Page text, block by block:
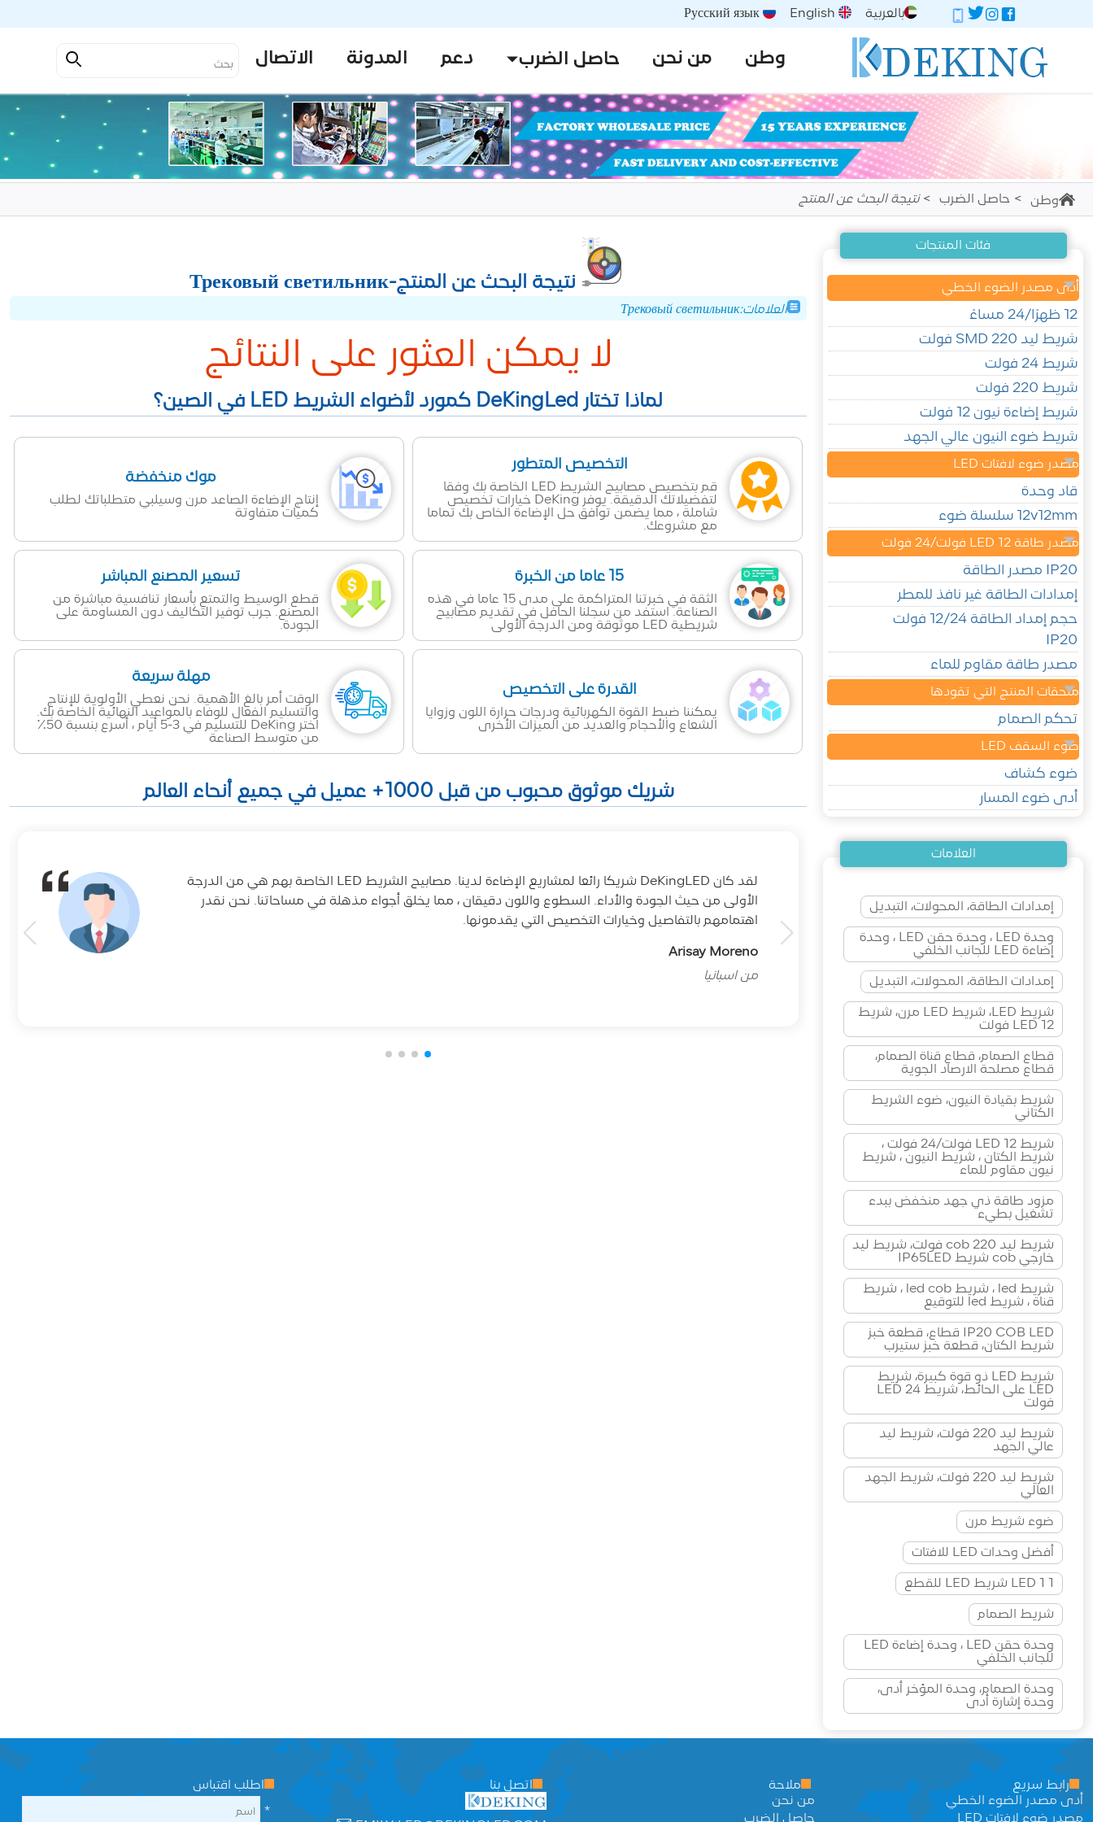
بالعربية English
Русский язык
وطن من نحن حاصل الضرب دعم المدونة الاتصال
وطن حاصل الضرب نتيجة البحث عن المنتج
فئات المنتجات
أدى مصدر الضوء الخطي
12 ظهرًا/24 مساءً
شريط ليد SMD 220 فولت
شريط 24 فولت
شريط 220 فولت
شريط إضاءة نيون 12 فولت
شريط ضوء النيون عالي الجهد
مصدر ضوء لافتات LED
قاد وحدة
12v12mm سلسلة ضوء
مصدر طاقة LED 12 فولت/24 فولت
IP20 مصدر الطاقة
إمدادات الطاقة غير نافذ للمطر
حجم إمداد الطاقة 12/24 فولت
IP20
مصدر طاقة مقاوم للماء
ملحقات المنتج التي تقودها
تحكم الصمام
ضوء السقف LED
ضوء كشاف
أدى ضوء المسار
العلامات
إمدادات الطاقة، المحولات، التبديل
وحدة LED ، وحدة حقن LED ، وحدة
إضاءة LED للجانب الخلفي
إمدادات الطاقة، المحولات، التبديل
شريط LED، شريط LED مرن، شريط
LED 12 فولت
قطاع الصمام، قطاع قناة الصمام،
قطاع مصلحة الارصاد الجوية
شريط بقيادة النيون، ضوء الشريط
الكتاني
شريط LED 12 فولت/24 فولت ،
شريط الكتان ، شريط النيون ، شريط
نيون مقاوم للماء
مزود طاقة ذي جهد منخفض ببدء
تشغيل بطيء
شريط ليد cob 220 فولت، شريط ليد
خارجي cob شريط IP65LED
شريط led ، شريط led cob ، شريط
قناة ، شريط led للتوقيع
IP20 COB LED قطاع، قطعة خبز
شريط الكتان، قطعة خبز ستيرب
شريط LED ذو قوة كبيرة، شريط
LED على الحائط، شريط LED 24
فولت
شريط ليد 220 فولت، شريط ليد
عالي الجهد
شريط ليد 220 فولت، شريط الجهد
العالي
ضوء شريط مرن
أفضل وحدات LED للافتات
1 LED 1 شريط LED للقطع
شريط الصمام
وحدة حقن LED ، وحدة إضاءة LED
للجانب الخلفي
وحدة الصمام، وحدة المؤخر أدى،
وحدة إشارة أدى
نتيجة البحث عن المنتج-Трековый светильник
العلامات:Трековый светильник
لا يمكن العثور على النتائج
لماذا تختار DeKingLed كمورد لأضواء الشريط LED في الصين؟
التخصيص المتطور
قم بتخصيص مصابيح الشريط LED الخاصة بك وفقا
لتفضيلاتك الدقيقة. يوفر DeKing خيارات تخصيص
شاملة ، مما يضمن توافق حل الإضاءة الخاص بك تماما
مع مشروعك.
موك منخفضة
إنتاج الإضاءة الصاعد مرن وسيلبي متطلباتك لطلب
كميات متفاوتة
15 عاما من الخبرة
الثقة في خبرتنا المتراكمة على مدى 15 عاما في هذه
الصناعة. استفد من سجلنا الحافل في تقديم مصابيح
شريطية LED موثوقة ومن الدرجة الأولى
تسعير المصنع المباشر
قطع الوسيط والتمتع بأسعار تنافسية مباشرة من
المصنع. جرب توفير التكاليف دون المساومة على
الجودة.
القدرة على التخصيص
يمكننا ضبط القوة الكهربائية ودرجات حرارة اللون وزوايا
الشعاع والأحجام والعديد من الميزات الأخرى
مهلة سريعة
الوقت أمر بالغ الأهمية. نحن نعطي الأولوية للإنتاج
والتسليم الفعال للوفاء بالمواعيد النهائية الخاصة بك.
اختر DeKing للتسليم في 3-5 أيام ، أسرع بنسبة 50٪
من متوسط الصناعة
شريك موثوق محبوب من قبل 1000+ عميل في جميع أنحاء العالم
لقد كان DeKingLED شريكا رائعا لمشاريع الإضاءة لدينا. مصابيح الشريط LED الخاصة بهم هي من الدرجة
الأولى من حيث الجودة والأداء. السطوع واللون دقيقان ، مما يخلق أجواء مذهلة في مساحاتنا. نحن نقدر
اهتمامهم بالتفاصيل وخيارات التخصيص التي يقدمونها.
Arisay Moreno
من اسبانيا
رابط سريع
أدى مصدر الضوء الخطي
مصدر ضوء لافتات LED
ملاحة
من نحن
حاصل الضرب
اتصل بنا
اطلب اقتباس
*